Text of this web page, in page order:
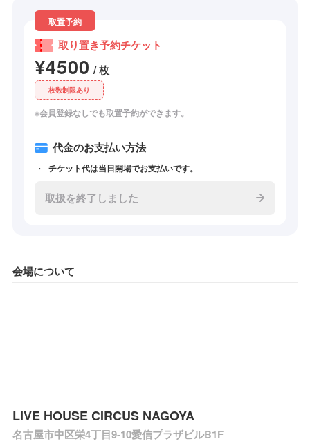
取置予約
取り置き予約チケット
¥4500 / 枚
枚数制限あり
※会員登録なしでも取置予約ができます。
代金のお支払い方法
チケット代は当日開場でお支払いです。
取扱を終了しました
会場について
LIVE HOUSE CIRCUS NAGOYA
名古屋市中区栄4丁目9-10愛信プラザビルB1F